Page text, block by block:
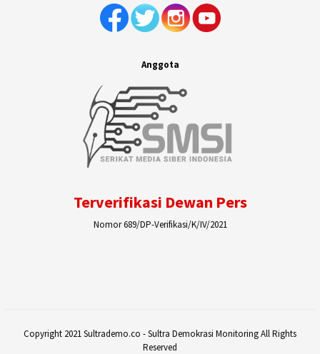
Anggota
Terverifikasi Dewan Pers
Nomor 689/DP-Verifikasi/K/IV/2021
Copyright 2021 Sultrademo.co - Sultra Demokrasi Monitoring All Rights
Reserved